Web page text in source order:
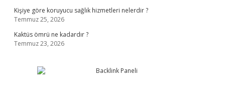
Kişiye göre koruyucu sağlık hizmetleri nelerdir ?
Temmuz 25, 2026
Kaktüs ömrü ne kadardır ?
Temmuz 23, 2026